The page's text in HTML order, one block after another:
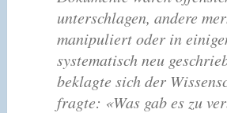
unterschlagen, andere
manipuliert oder in
systematisch neu
beklagte sich der
fragte: «Was gab es zu